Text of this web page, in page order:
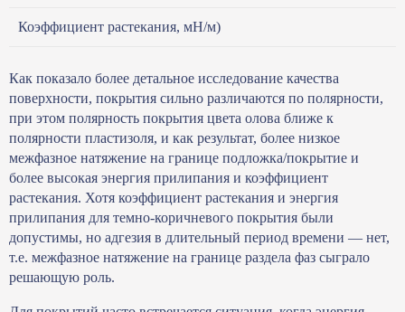
Коэффициент растекания, мН/м)
Как показало более детальное исследование качества
поверхности, покрытия сильно различаются по полярности,
при этом полярность покрытия цвета олова ближе к
полярности пластизоля, и как результат, более низкое
межфазное натяжение на границе подложка/покрытие и
более высокая энергия прилипания и коэффициент
растекания. Хотя коэффициент растекания и энергия
прилипания для темно-коричневого покрытия были
допустимы, но адгезия в длительный период времени — нет,
т.е. межфазное натяжение на границе раздела фаз сыграло
решающую роль.